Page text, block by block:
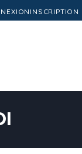
INSCRIPTION